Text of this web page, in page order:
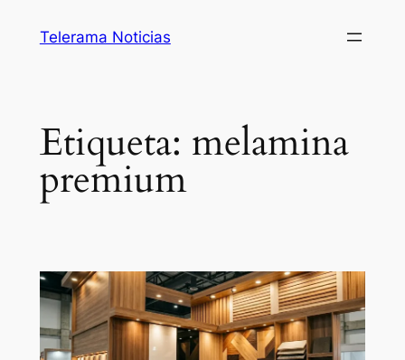
Telerama Noticias
Etiqueta: melamina
premium